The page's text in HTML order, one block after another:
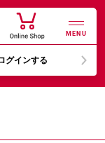
MENU
グインする